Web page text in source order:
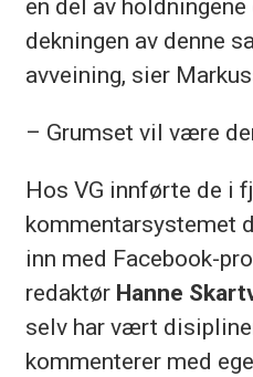
en del av holdningene
dekningen av denne
avveining, sier
– Grumset vil være
Hos VG innførte de i
kommentarsystemet
inn med Facebook-
redaktør Hanne
selv har vært
kommenterer med